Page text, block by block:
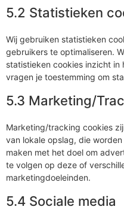
5.2 Statistieken
Wij gebruiken statistieken
gebruikers te optimaliseren.
statistieken cookies inzicht in
vragen je toestemming om
5.3 Marketing/
Marketing/tracking cookies
van lokale opslag, die
maken met het doel om
te volgen op deze of
marketingdoeleinden.
5.4 Sociale media